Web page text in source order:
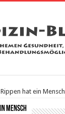
hat ein Mensch
Mensch